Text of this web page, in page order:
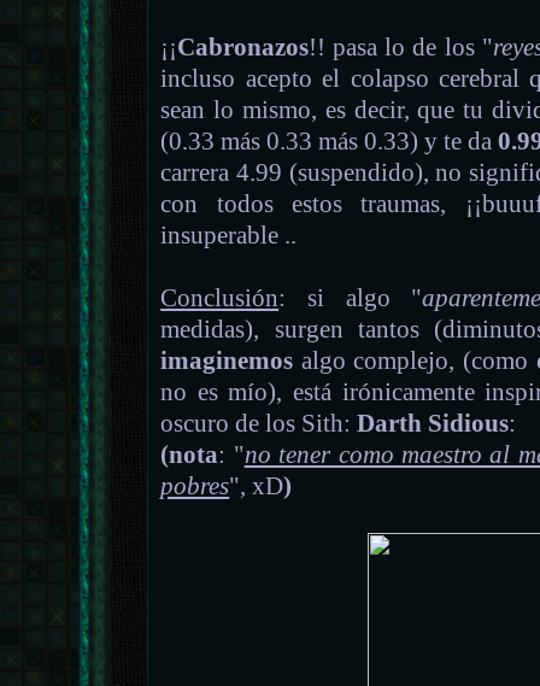
¡¡Cabronazos!! pasa lo de los "
incluso acepto el colapso
sean lo mismo, es decir, que tu
(0.33 más 0.33 más 0.33) y te da
carrera 4.99 (suspendido), no
con todos estos traumas,
insuperable ..
Conclusión: si algo "
medidas), surgen tantos
imaginemos algo complejo, (como
no es mío), está irónicamente
oscuro de los Sith:Darth Sidious:
(nota: "no tener como maestro al
pobres", xD)